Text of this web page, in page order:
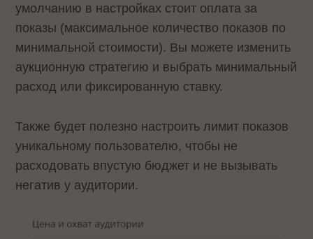
умолчанию в настройках стоит оплата за
показы (максимальное количество показов по
минимальной стоимости). Вы можете изменить
аукционную стратегию и выбрать минимальный
расход или фиксированную ставку.
Также будет полезно настроить лимит показов
уникальному пользователю, чтобы не
расходовать впустую бюджет и не вызывать
негатив у аудитории.